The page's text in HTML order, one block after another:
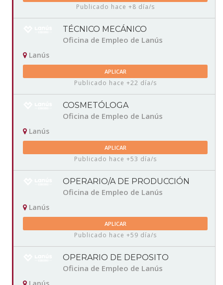
Publicado hace +8 día/s
TÉCNICO MECÁNICO
Oficina de Empleo de Lanús
Lanús
APLICAR
Publicado hace +22 día/s
COSMETÓLOGA
Oficina de Empleo de Lanús
Lanús
APLICAR
Publicado hace +53 día/s
OPERARIO/A DE PRODUCCIÓN
Oficina de Empleo de Lanús
Lanús
APLICAR
Publicado hace +59 día/s
OPERARIO DE DEPOSITO
Oficina de Empleo de Lanús